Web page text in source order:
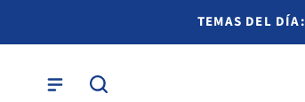
TEMAS DEL DÍA: